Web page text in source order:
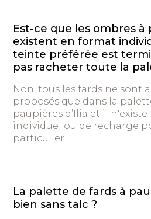
Est-ce que les ombres à
existent en format
teinte préférée est
pas racheter toute la
Non, tous les fards ne sont
proposés que dans la
paupières d’Ilia et il
individuel ou de recharge
particulier.
La palette de fards à
bien sans talc ?